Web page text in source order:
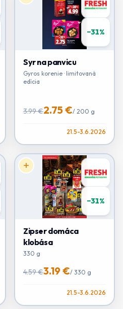
−31%
Syr na panvicu
Gyros korenie · limitovaná
edícia
3.99 €2.75 €/ 200 g
21.5-3.6.2026
−31%
Zipser domáca
klobása
330 g
4.59 €3.19 €/ 330 g
21.5-3.6.2026